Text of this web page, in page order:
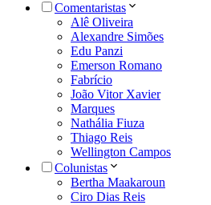
Comentaristas
Alê Oliveira
Alexandre Simões
Edu Panzi
Emerson Romano
Fabrício
João Vitor Xavier
Marques
Nathália Fiuza
Thiago Reis
Wellington Campos
Colunistas
Bertha Maakaroun
Ciro Dias Reis